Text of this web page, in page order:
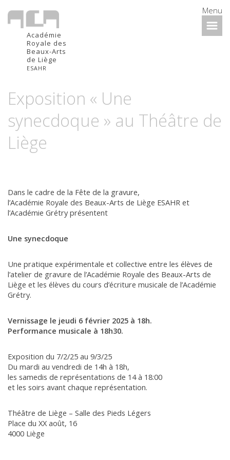
Menu
Académie
Royale des
Beaux-Arts
de Liège
ESAHR
Exposition « Une
synecdoque » au Théâtre de
Liège
Dans le cadre de la Fête de la gravure,
l’Académie Royale des Beaux-Arts de Liège ESAHR et
l’Académie Grétry présentent
Une synecdoque
Une pratique expérimentale et collective entre les élèves de
l’atelier de gravure de l’Académie Royale des Beaux-Arts de
Liège et les élèves du cours d’écriture musicale de l’Académie
Grétry.
Vernissage le jeudi 6 février 2025 à 18h.
Performance musicale à 18h30.
Exposition du 7/2/25 au 9/3/25
Du mardi au vendredi de 14h à 18h,
les samedis de représentations de 14 à 18:00
et les soirs avant chaque représentation.
Théâtre de Liège – Salle des Pieds Légers
Place du XX août, 16
4000 Liège